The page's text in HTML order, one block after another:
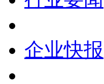
行业要闻
企业快报